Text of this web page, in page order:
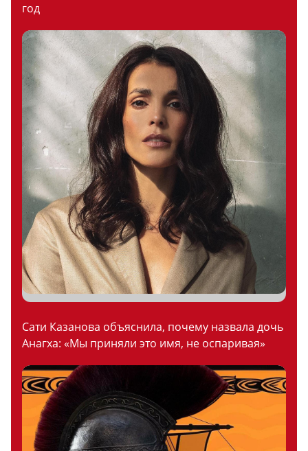
год
Сати Казанова объяснила, почему назвала дочь
Анагха: «Мы приняли это имя, не оспаривая»